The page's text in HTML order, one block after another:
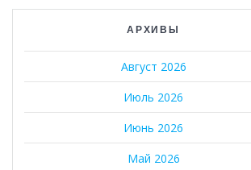
АРХИВЫ
Август 2026
Июль 2026
Июнь 2026
Май 2026